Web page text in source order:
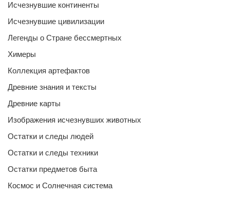
Исчезнувшие континенты
Исчезнувшие цивилизации
Легенды о Стране бессмертных
Химеры
Коллекция артефактов
Древние знания и тексты
Древние карты
Изображения исчезнувших животных
Остатки и следы людей
Остатки и следы техники
Остатки предметов быта
Космос и Солнечная система